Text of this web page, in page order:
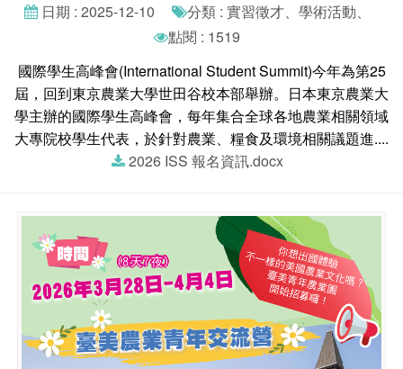
日期 : 2025-12-10
分類 : 實習徵才、學術活動、
點閱 : 1519
國際學生高峰會(International Student Summit)今年為第25
屆，回到東京農業大學世田谷校本部舉辦。日本東京農業大
學主辦的國際學生高峰會，每年集合全球各地農業相關領域
大專院校學生代表，於針對農業、糧食及環境相關議題進....
2026 ISS 報名資訊.docx